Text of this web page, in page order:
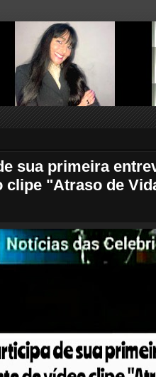
sua primeira
clipe "Atraso de